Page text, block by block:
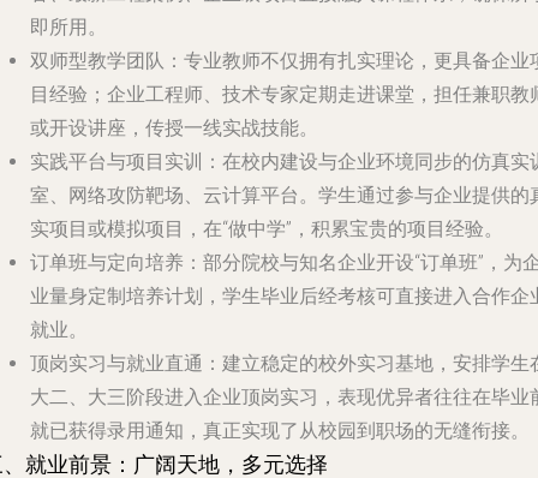
即所用。
双师型教学团队 ：专业教师不仅拥有扎实理论，更具备企业
目经验；企业工程师、技术专家定期走进课堂，担任兼职教
或开设讲座，传授一线实战技能。
实践平台与项目实训
：在校内建设与企业环境同步的仿真实
室、网络攻防靶场、云计算平台。学生通过参与企业提供的
实项目或模拟项目，在“做中学”，积累宝贵的项目经验。
订单班与定向培养 ：部分院校与知名企业开设“订单班”，为
业量身定制培养计划，学生毕业后经考核可直接进入合作企
就业。
顶岗实习与就业直通 ：建立稳定的校外实习基地，安排学生
大二、大三阶段进入企业顶岗实习，表现优异者往往在毕业
就已获得录用通知，真正实现了从校园到职场的无缝衔接。
就业前景：广阔天地，多元选择